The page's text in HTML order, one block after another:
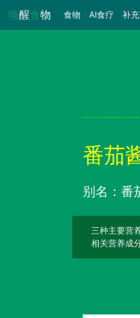
唤醒食物 食物 （当前）
AI食疗 补
番茄
别名：番
三种主要营
相关营养成